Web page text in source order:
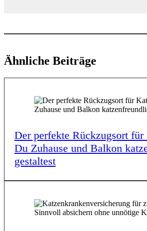
Ähnliche Beiträge
Der perfek­te Rück­zugs­ort
Du Zuhau­se und Balkon
gestal­test